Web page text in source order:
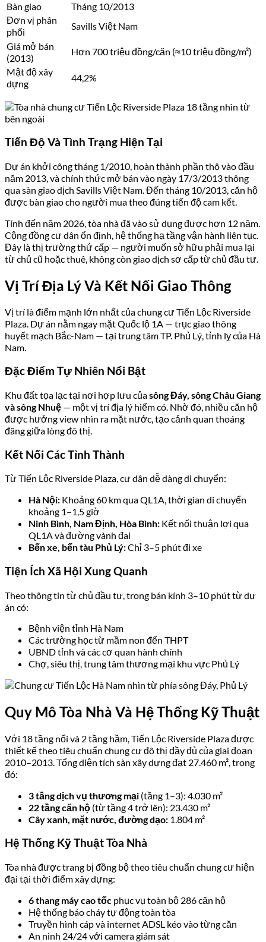
Bàn giao
Tháng 10/2013
Đơn vị phân
phối
Savills Việt Nam
Giá mở bán
(2013)
Hơn 700 triệu đồng/căn (≈10 triệu đồng/m²)
Mật độ xây
dựng
44,2%
Tiến Độ Và Tình Trạng Hiện Tại
Dự án khởi công tháng 1/2010, hoàn thành phần thô vào đầu
năm 2013, và chính thức mở bán vào ngày 17/3/2013 thông
qua sàn giao dịch Savills Việt Nam. Đến tháng 10/2013, căn hộ
được bàn giao cho người mua theo đúng tiến độ cam kết.
Tính đến năm 2026, tòa nhà đã vào sử dụng được hơn 12 năm.
Cộng đồng cư dân ổn định, hệ thống hạ tầng vận hành liên tục.
Đây là thị trường thứ cấp — người muốn sở hữu phải mua lại
từ chủ cũ hoặc thuê, không còn giao dịch sơ cấp từ chủ đầu tư.
Vị Trí Địa Lý Và Kết Nối Giao Thông
Vị trí là điểm mạnh lớn nhất của chung cư Tiến Lộc Riverside
Plaza. Dự án nằm ngay mặt Quốc lộ 1A — trục giao thông
huyết mạch Bắc-Nam — tại trung tâm TP. Phủ Lý, tỉnh lỵ của Hà
Nam.
Đặc Điểm Tự Nhiên Nổi Bật
Khu đất tọa lạc tại nơi hợp lưu củasông Đáy, sông Châu Giang
và sông Nhuệ — một vị trí địa lý hiếm có. Nhờ đó, nhiều căn hộ
được hưởng view nhìn ra mặt nước, tạo cảnh quan thoáng
đãng giữa lòng đô thị.
Kết Nối Các Tỉnh Thành
Từ Tiến Lộc Riverside Plaza, cư dân dễ dàng di chuyển:
Hà Nội: Khoảng 60 km qua QL1A, thời gian di chuyển
khoảng 1–1,5 giờ
Ninh Bình, Nam Định, Hòa Bình: Kết nối thuận lợi qua
QL1A và đường vành đai
Bến xe, bến tàu Phủ Lý:Chỉ 3–5 phút đi xe
Tiện Ích Xã Hội Xung Quanh
Theo thông tin từ chủ đầu tư, trong bán kính 3–10 phút từ dự
án có:
Bệnh viện tỉnh Hà Nam
Các trường học từ mầm non đến THPT
UBND tỉnh và các cơ quan hành chính
Chợ, siêu thị, trung tâm thương mại khu vực Phủ Lý
Quy Mô Tòa Nhà Và Hệ Thống Kỹ Thuật
Với 18 tầng nổi và 2 tầng hầm, Tiến Lộc Riverside Plaza được
thiết kế theo tiêu chuẩn chung cư đô thị đầy đủ của giai đoạn
2010–2013. Tổng diện tích sàn xây dựng đạt 27.460 m², trong
đó:
3 tầng dịch vụ thương mại (tầng 1–3): 4.030 m²
22 tầng căn hộ (từ tầng 4 trở lên): 23.430 m²
Cây xanh, mặt nước, đường dạo: 1.804 m²
Hệ Thống Kỹ Thuật Tòa Nhà
Tòa nhà được trang bị đồng bộ theo tiêu chuẩn chung cư hiện
đại tại thời điểm xây dựng:
6 thang máy cao tốc phục vụ toàn bộ 286 căn hộ
Hệ thống báo cháy tự động toàn tòa
Truyền hình cáp và internet ADSL kéo vào từng căn
An ninh 24/24 với camera giám sát